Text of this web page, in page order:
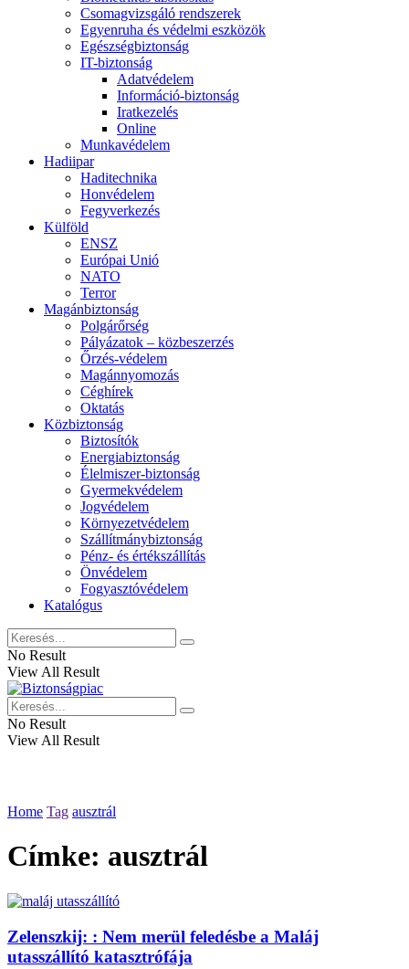
Csomagvizsgáló rendszerek
Egyenruha és védelmi eszközök
Egészségbiztonság
IT-biztonság
Adatvédelem
Információ-biztonság
Iratkezelés
Online
Munkavédelem
Hadiipar
Haditechnika
Honvédelem
Fegyverkezés
Külföld
ENSZ
Európai Unió
NATO
Terror
Magánbiztonság
Polgárőrség
Pályázatok – közbeszerzés
Őrzés-védelem
Magánnyomozás
Céghírek
Oktatás
Közbiztonság
Biztosítók
Energiabiztonság
Élelmiszer-biztonság
Gyermekvédelem
Jogvédelem
Környezetvédelem
Szállítmánybiztonság
Pénz- és értékszállítás
Önvédelem
Fogyasztóvédelem
Katalógus
No Result
View All Result
No Result
View All Result
Home Tag ausztrál
Címke: ausztrál
Zelenszkij: : Nem merül feledésbe a Maláj
utasszállító katasztrófája